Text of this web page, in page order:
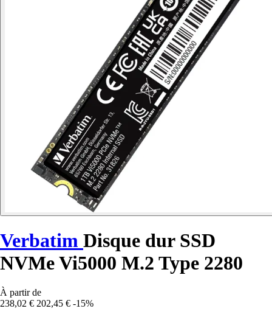
Verbatim Disque dur SSD
NVMe Vi5000 M.2 Type 2280
À partir de
238,02 € 202,45 € -15%